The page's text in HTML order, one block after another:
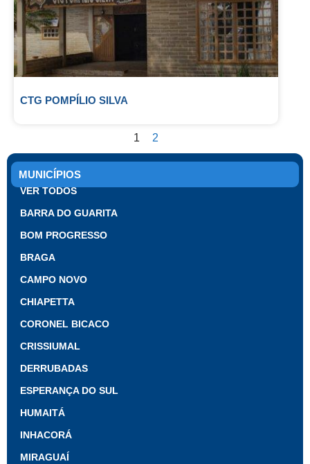
CTG POMPÍLIO SILVA
1 2
MUNICÍPIOS
VER TODOS
BARRA DO GUARITA
BOM PROGRESSO
BRAGA
CAMPO NOVO
CHIAPETTA
CORONEL BICACO
CRISSIUMAL
DERRUBADAS
ESPERANÇA DO SUL
HUMAITÁ
INHACORÁ
MIRAGUAÍ